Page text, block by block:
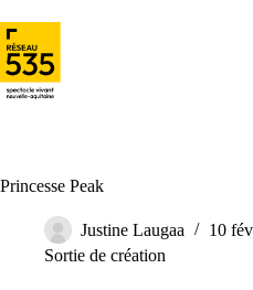
Princesse Peak
Justine Laugaa
10
Sortie de création